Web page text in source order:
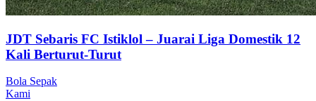
JDT Sebaris FC Istiklol – Juarai Liga Domestik 12
Kali Berturut-Turut
Bola Sepak
Kami